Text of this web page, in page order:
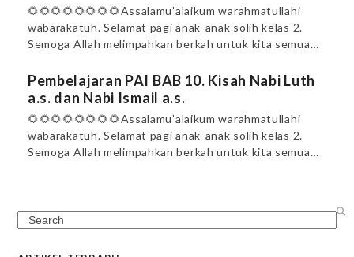
🌻🌻🌻🌻🌻🌻🌻🌻Assalamu’alaikum warahmatullahi
wabarakatuh. Selamat pagi anak-anak solih kelas 2.
Semoga Allah melimpahkan berkah untuk kita semua…
Pembelajaran PAI BAB 10. Kisah Nabi Luth
a.s. dan Nabi Ismail a.s.
🌻🌻🌻🌻🌻🌻🌻🌻Assalamu’alaikum warahmatullahi
wabarakatuh. Selamat pagi anak-anak solih kelas 2.
Semoga Allah melimpahkan berkah untuk kita semua…
Search